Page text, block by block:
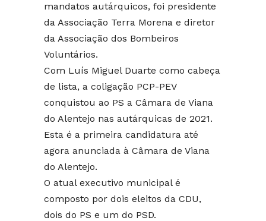
mandatos autárquicos, foi presidente
da Associação Terra Morena e diretor
da Associação dos Bombeiros
Voluntários.
Com Luís Miguel Duarte como cabeça
de lista, a coligação PCP-PEV
conquistou ao PS a Câmara de Viana
do Alentejo nas autárquicas de 2021.
Esta é a primeira candidatura até
agora anunciada à Câmara de Viana
do Alentejo.
O atual executivo municipal é
composto por dois eleitos da CDU,
dois do PS e um do PSD.